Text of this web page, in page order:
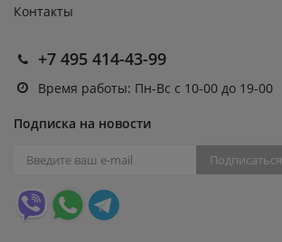
Контакты
+7 495 414-43-99
Время работы: Пн-Вс с 10-00 до 19-00
Подписка на новости
Подписаться